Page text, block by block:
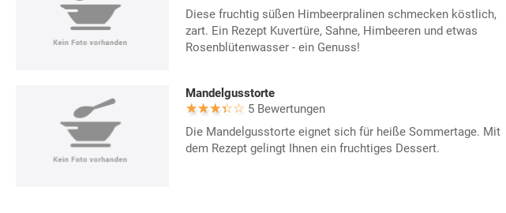
Diese fruchtig süßen Himbeerpralinen schmecken köstlich,
zart. Ein Rezept Kuvertüre, Sahne, Himbeeren und etwas
Rosenblütenwasser - ein Genuss!
Mandelgusstorte
5 Bewertungen
Die Mandelgusstorte eignet sich für heiße Sommertage. Mit
dem Rezept gelingt Ihnen ein fruchtiges Dessert.